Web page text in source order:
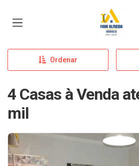
Página
Ordenar
4 Casas à Venda
mil